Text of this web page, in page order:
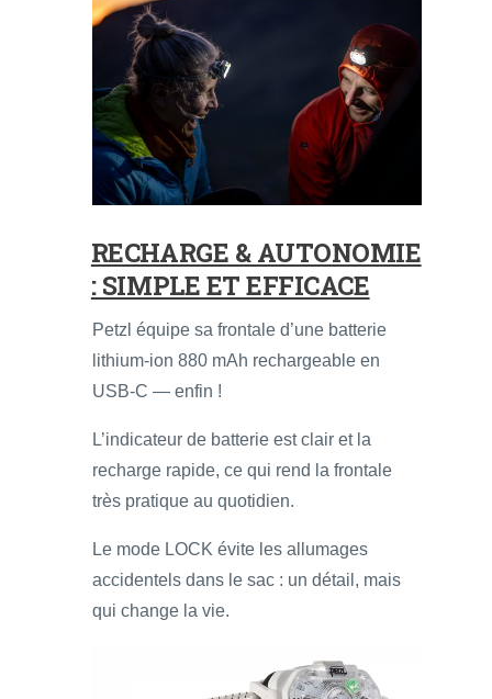
RECHARGE & AUTONOMIE
: SIMPLE ET EFFICACE
Petzl équipe sa frontale d’une batterie
lithium-ion 880 mAh rechargeable en
USB-C — enfin !
L’indicateur de batterie est clair et la
recharge rapide, ce qui rend la frontale
très pratique au quotidien.
Le mode LOCK évite les allumages
accidentels dans le sac : un détail, mais
qui change la vie.